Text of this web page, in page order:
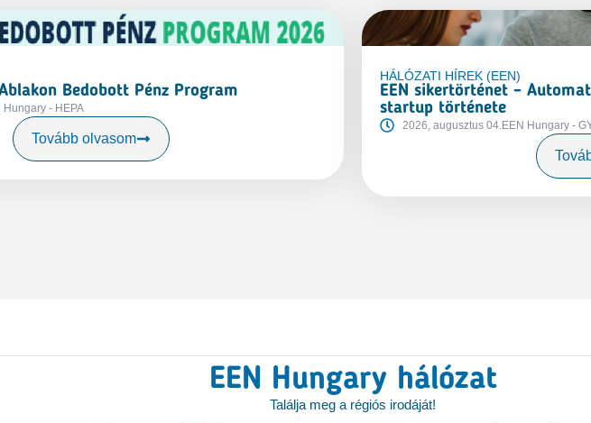
Bedobott Pénz Program
Hungary - HEPA
Tovább olvasom
HÁLÓZATI HÍREK (EEN)
EEN sikertörténet –
startup története
2026, augusztus 04.EEN Hungary -
EEN Hungary hálózat
Találja meg a régiós irodáját!